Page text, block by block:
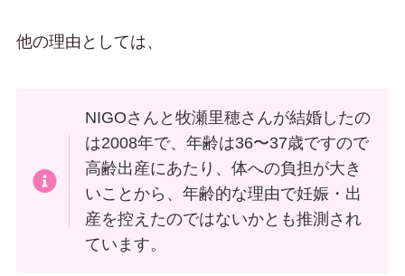
他の理由としては、
NIGOさんと牧瀬里穂さんが結婚したの
は2008年で、年齢は36〜37歳ですので
高齢出産にあたり、体への負担が大き
いことから、年齢的な理由で妊娠・出
産を控えたのではないかとも推測され
ています。